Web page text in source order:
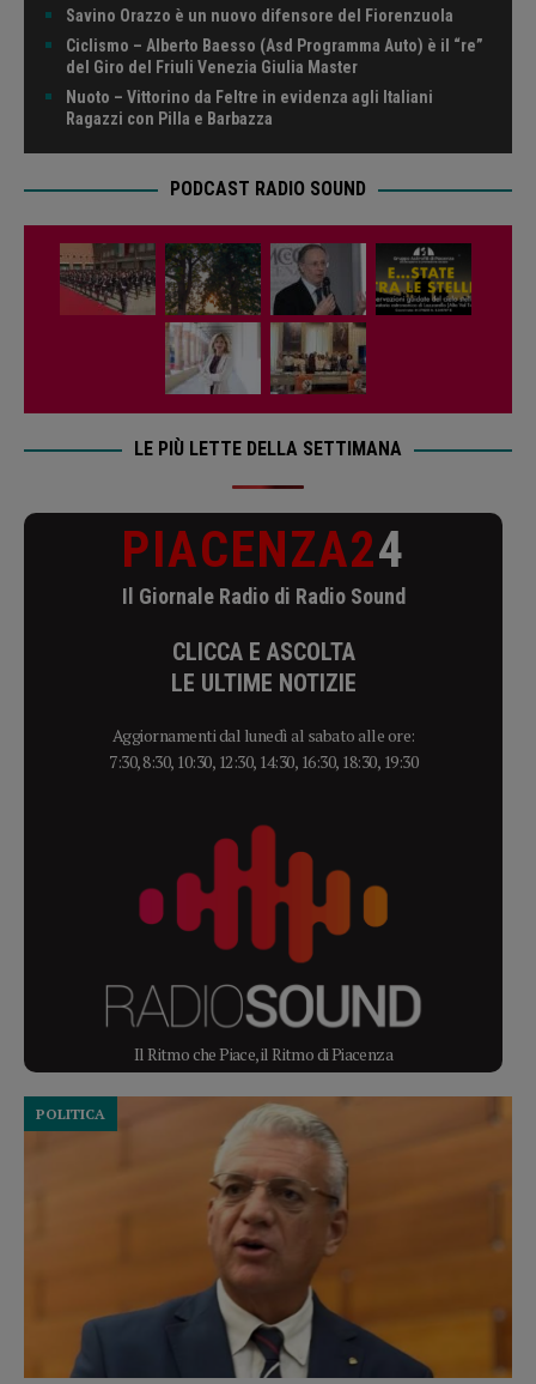
Savino Orazzo è un nuovo difensore del Fiorenzuola
Ciclismo – Alberto Baesso (Asd Programma Auto) è il “re”
del Giro del Friuli Venezia Giulia Master
Nuoto – Vittorino da Feltre in evidenza agli Italiani
Ragazzi con Pilla e Barbazza
PODCAST RADIO SOUND
LE PIÙ LETTE DELLA SETTIMANA
PIACENZA24
Il Giornale Radio di Radio Sound
CLICCA E ASCOLTA
LE ULTIME NOTIZIE
Aggiornamenti dal lunedì al sabato alle ore:
7:30, 8:30, 10:30, 12:30, 14:30, 16:30, 18:30, 19:30
Il Ritmo che Piace, il Ritmo di Piacenza
POLITICA